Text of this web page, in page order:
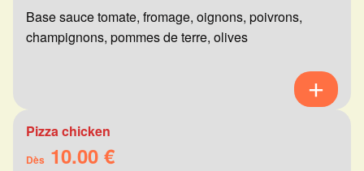
Base sauce tomate, fromage, oignons, poivrons,
champignons, pommes de terre, olives
Pizza chicken
Dès 10.00 €